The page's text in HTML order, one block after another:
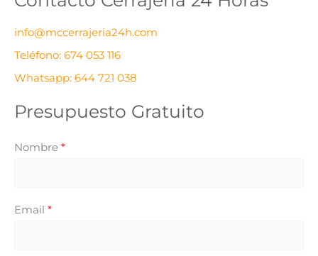
info@mccerrajeria24h.com
Teléfono: 674 053 116
Whatsapp: 644 721 038
Presupuesto Gratuito
Nombre *
Email *
g
s
i